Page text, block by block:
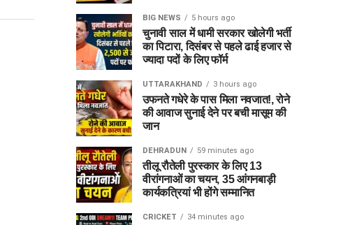
BIG NEWS 5 hours ago
चुनावी साल में धामी सरकार खोलेगी भर्ती
का पिटारा, दिसंबर से पहले ढाई हजार से
ज्यादा पदों के लिए फॉर्म
UTTARAKHAND 3 hours ago
उफनते गधेरे के पास मिला नवजात!, रोने
की आवाज सुनाई देने पर बची मासूम की
जान
DEHRADUN 59 minutes ago
तीलू रौतेली पुरस्कार के लिए 13
वीरांगनाओं का चयन, 35 आंगनबाड़ी
कार्यकत्रियां भी होंगे सम्मानित
CRICKET 34 minutes ago